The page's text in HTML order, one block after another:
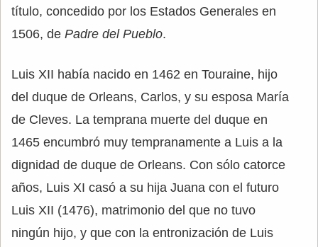
título, concedido por los Estados Generales en
1506, de Padre del Pueblo.
Luis XII había nacido en 1462 en Touraine, hijo
del duque de Orleans, Carlos, y su esposa María
de Cleves. La temprana muerte del duque en
1465 encumbró muy tempranamente a Luis a la
dignidad de duque de Orleans. Con sólo catorce
años, Luis XI casó a su hija Juana con el futuro
Luis XII (1476), matrimonio del que no tuvo
ningún hijo, y que con la entronización de Luis